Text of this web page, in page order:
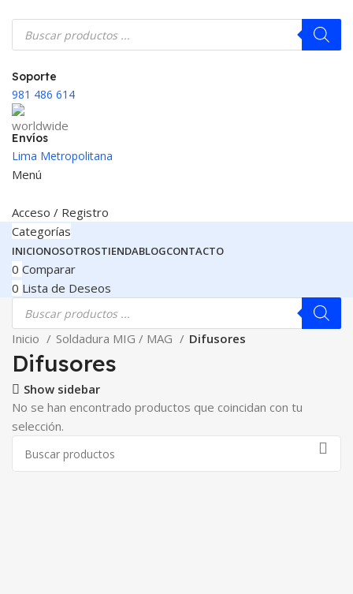
Soporte
981 486 614
Envíos
Lima Metropolitana
Menú
Acceso / Registro
Categorías
INICIONOSOTROSTIENDABLOGCONTACTO
0 Comparar
0 Lista de Deseos
Inicio Soldadura MIG / MAG Difusores
Difusores
Show sidebar
No se han encontrado productos que coincidan con tu
selección.